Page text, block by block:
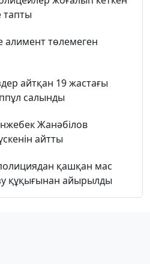
тапты
алимент төлемеген
айтқан 19 жастағы
салынды
Жанәбілов
айтты
қашқан мас
құқығынан айырылды